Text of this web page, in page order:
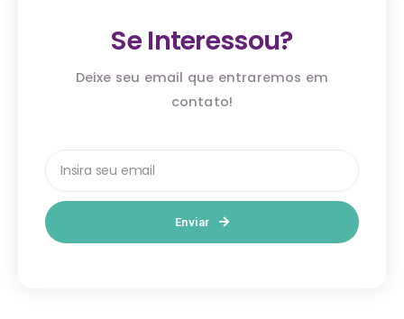
Se Interessou?
Deixe seu email que entraremos em
contato!
Enviar